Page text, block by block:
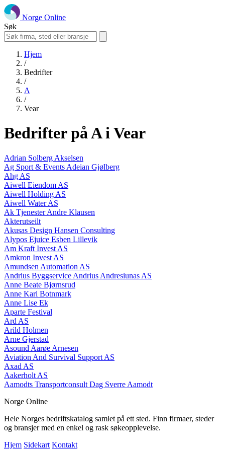
Norge Online
Søk
Hjem
/
Bedrifter
/
A
/
Vear
Bedrifter på A i Vear
Adrian Solberg Akselsen
Ag Sport & Events Adeian Gjølberg
Ahg AS
Aiwell Eiendom AS
Aiwell Holding AS
Aiwell Water AS
Ak Tjenester Andre Klausen
Akterutseilt
Akusas Design Hansen Consulting
Alypos Ejuice Esben Lillevik
Am Kraft Invest AS
Amkron Invest AS
Amundsen Automation AS
Andrius Byggservice Andrius Andresiunas AS
Anne Beate Bjørnsrud
Anne Kari Botnmark
Anne Lise Ek
Aparte Festival
Ard AS
Arild Holmen
Arne Gjerstad
Asound Aarøe Arnesen
Aviation And Survival Support AS
Axad AS
Aakerholt AS
Aamodts Transportconsult Dag Sverre Aamodt
Norge Online
Hele Norges bedriftskatalog samlet på ett sted. Finn firmaer, steder
og bransjer med en enkel og rask søkeopplevelse.
Hjem Sidekart Kontakt